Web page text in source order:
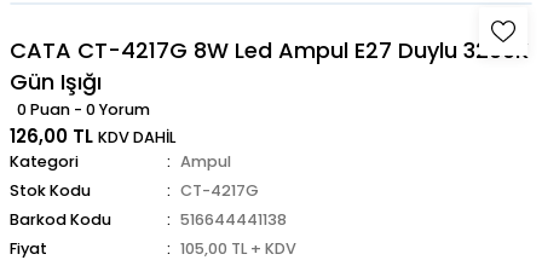
CATA CT-4217G 8W Led Ampul E27 Duylu 3200K
Gün Işığı
0 Puan - 0 Yorum
126,00 TL KDV DAHİL
Kategori
Ampul
Stok Kodu
CT-4217G
Barkod Kodu
516644441138
Fiyat
105,00 TL + KDV